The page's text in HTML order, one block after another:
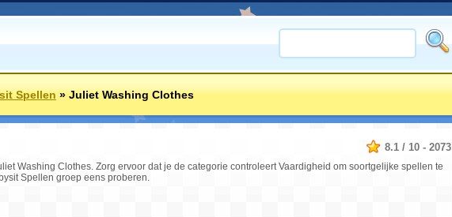
Spellen»Juliet Washing Clothes
8.1 / 10 - 2073
Washing Clothes. Zorg ervoor dat je de categorie controleert Vaardigheid om soortgelijke spellen te
Spellen groep eens proberen.